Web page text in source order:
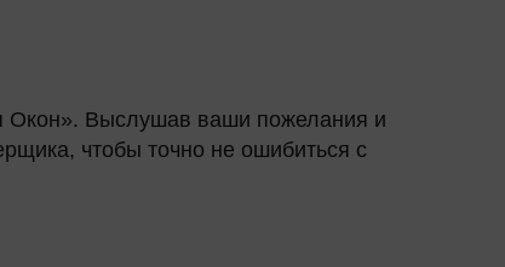
Окон». Выслушав ваши пожелания и
чтобы точно не ошибиться с